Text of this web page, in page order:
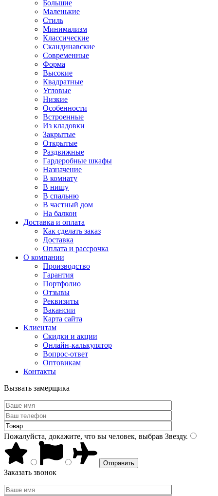
Большие
Маленькие
Стиль
Минимализм
Классические
Скандинавские
Современные
Форма
Высокие
Квадратные
Угловые
Низкие
Особенности
Встроенные
Из кладовки
Закрытые
Открытые
Раздвижные
Гардеробные шкафы
Назначение
В комнату
В нишу
В спальню
В частный дом
На балкон
Доставка и оплата
Как сделать заказ
Доставка
Оплата и рассрочка
О компании
Производство
Гарантия
Портфолио
Отзывы
Реквизиты
Вакансии
Карта сайта
Клиентам
Скидки и акции
Онлайн-калькулятор
Вопрос-ответ
Оптовикам
Контакты
Вызвать замерщика
Пожалуйста, докажите, что вы человек, выбрав Звезду.
Заказать звонок